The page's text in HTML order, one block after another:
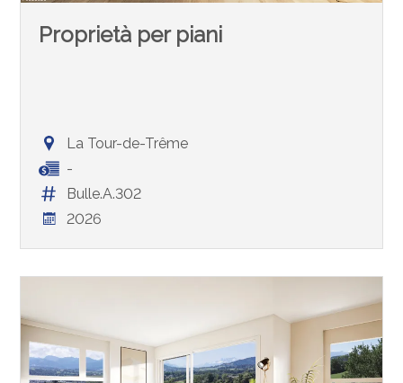
Proprietà per piani
La Tour-de-Trême
-
Bulle.A.302
2026